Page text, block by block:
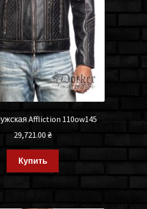
Affliction 110ow145
29,721.00₴
Купить